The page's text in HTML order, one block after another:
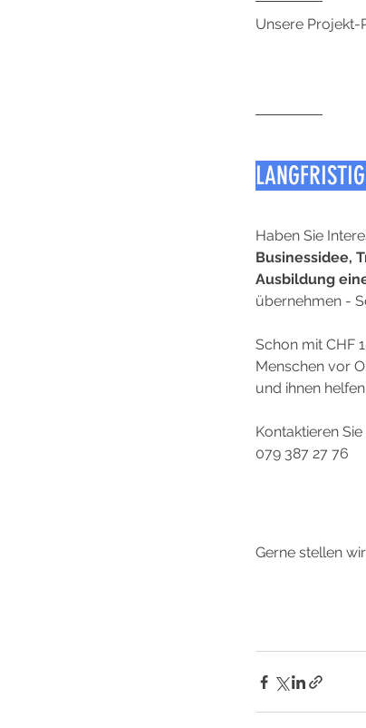
Unsere Projekt-
Haben Sie
Businessidee,
Ausbildung
übernehmen -
Schon mit CHF
Menschen vor
und ihnen
Kontaktieren
079 387 27 76
Gerne stellen